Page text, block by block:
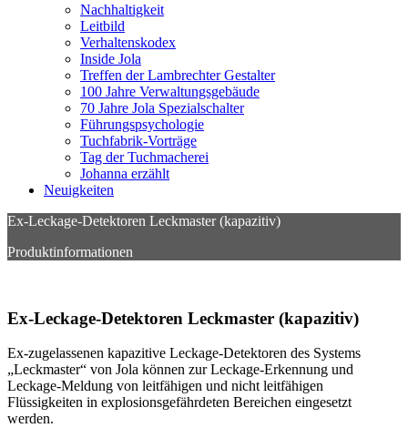
Nachhaltigkeit
Leitbild
Verhaltenskodex
Inside Jola
Treffen der Lambrechter Gestalter
100 Jahre Verwaltungsgebäude
70 Jahre Jola Spezialschalter
Führungspsychologie
Tuchfabrik-Vorträge
Tag der Tuchmacherei
Johanna erzählt
Neuigkeiten
Ex-Leckage-Detektoren Leckmaster (kapazitiv)
Produktinformationen
Ex-Leckage-Detektoren Leckmaster (kapazitiv)
Ex-zugelassenen kapazitive Leckage-Detektoren des Systems
„Leckmaster“ von Jola können zur Leckage-Erkennung und
Leckage-Meldung von leitfähigen und nicht leitfähigen
Flüssigkeiten in explosionsgefährdeten Bereichen eingesetzt
werden.